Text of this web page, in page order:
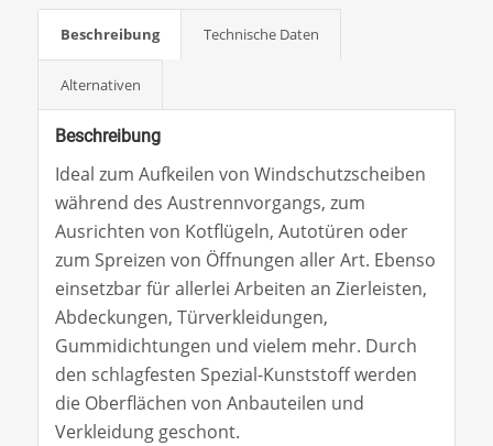
Beschreibung Technische Daten
Alternativen
Beschreibung
Ideal zum Aufkeilen von Windschutzscheiben
während des Austrennvorgangs, zum
Ausrichten von Kotflügeln, Autotüren oder
zum Spreizen von Öffnungen aller Art. Ebenso
einsetzbar für allerlei Arbeiten an Zierleisten,
Abdeckungen, Türverkleidungen,
Gummidichtungen und vielem mehr. Durch
den schlagfesten Spezial-Kunststoff werden
die Oberflächen von Anbauteilen und
Verkleidung geschont.